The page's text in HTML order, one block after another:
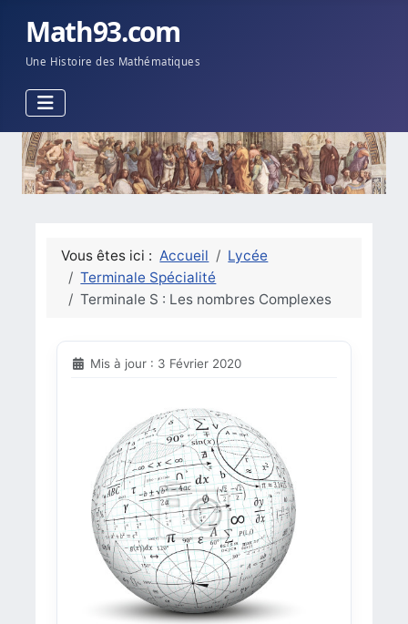
Math93.com
Une Histoire des Mathématiques
Vous êtes ici : Accueil
Lycée
Terminale Spécialité
Terminale S : Les nombres Complexes
Mis à jour : 3 Février 2020